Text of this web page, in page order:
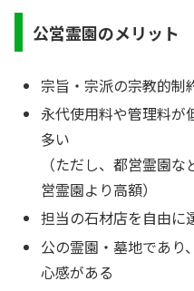
公営霊園のメリット
宗旨・宗派の宗教的制
永代使用料や管理料が
多い
（ただし、都営霊園
営霊園より高額）
担当の石材店を自由に
公の霊園・墓地であり
心感がある